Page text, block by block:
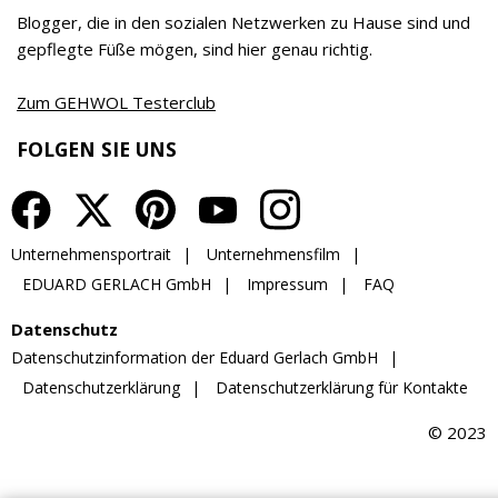
Gerlach-von Waldthausen geführt.